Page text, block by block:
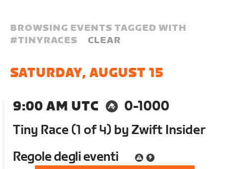
BROWSING EVENTS TAGGED WITH
#TINYRACES CLEAR
SATURDAY, AUGUST 15
9:00 AM UTC
0-1000
Tiny Race (1 of 4) by Zwift Insider
Regole degli eventi